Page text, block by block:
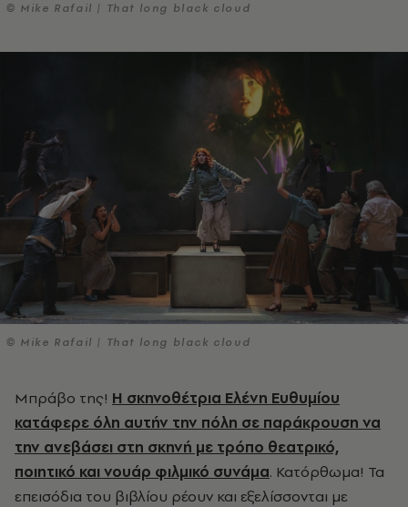
© Mike Rafail | That long black cloud
© Mike Rafail | That long black cloud
Μπράβο της! Η σκηνοθέτρια Ελένη Ευθυμίου
κατάφερε όλη αυτήν την πόλη σε παράκρουση να
την ανεβάσει στη σκηνή με τρόπο θεατρικό,
ποιητικό και νουάρ φιλμικό συνάμα. Κατόρθωμα! Τα
επεισόδια του βιβλίου ρέουν και εξελίσσονται με